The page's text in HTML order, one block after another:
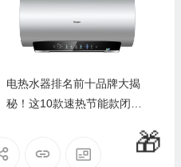
电热水器排名前十品牌大揭
秘！这10款速热节能款闭眼